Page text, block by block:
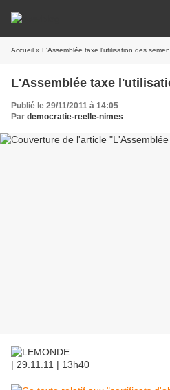
Accueil » L'Assemblée taxe l'utilisation des
L'Assemblée taxe
Publié le 29/11/2011 à 14:05
Par democratie-reelle-nimes
| 29.11.11 | 13h40